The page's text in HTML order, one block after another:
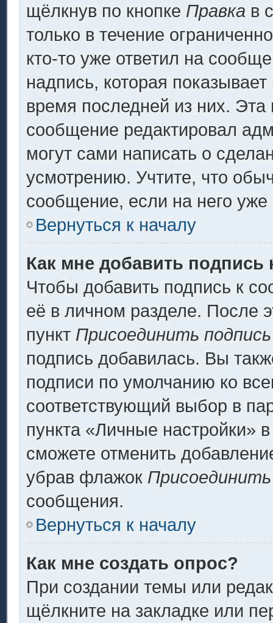
щёлкнув по кнопке Правка в
только в течение
кто-то уже ответил на
надпись, которая
время последней из них.
сообщение редактировал
могут сами написать о
усмотрению. Учтите, что
сообщение, если на него уже
Вернуться к началу
Как мне добавить
Чтобы добавить подпись к
её в личном разделе. После
пункт Присоединить подпись
подпись добавилась. Вы
подписи по умолчанию ко
соответствующий выбор в
пункта «Личные настройки»
сможете отменить
убрав флажок
сообщения.
Вернуться к началу
Как мне создать опрос?
При создании темы или
щёлкните на закладке или